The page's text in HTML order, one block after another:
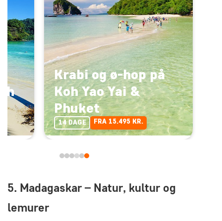
Krabi og ø-hop på
Koh Yao Yai &
Phuket
14 DAGE FRA 15.495 KR.
5. Madagaskar – Natur, kultur og
lemurer